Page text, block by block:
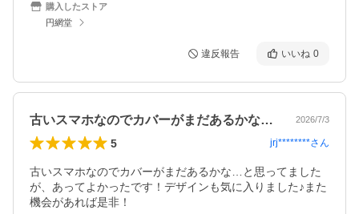
購入したストア
円網堂
違反報告 いいね 0
古いスマホなのでカバーがまだあるかな…… 2026/7/3
5 jrj********さん
古いスマホなのでカバーがまだあるかな…と思ってました
が、あってよかったです！デザインも気に入りました♪また
機会があれば是非！